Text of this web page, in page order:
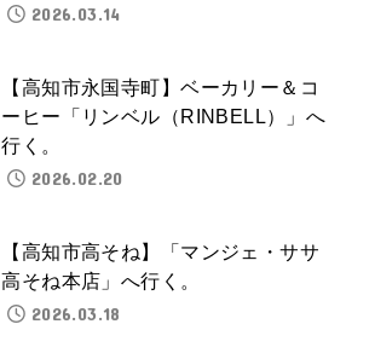
2026.03.14
【高知市永国寺町】ベーカリー＆コ
ーヒー「リンベル（RINBELL）」へ
行く。
2026.02.20
【高知市高そね】「マンジェ・ササ
高そね本店」へ行く。
2026.03.18